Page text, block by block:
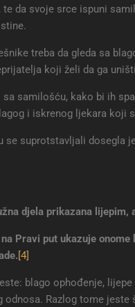
da svoje srce ispuni
treba da gleda sa
koji želi da ga
samilošću, kako bi ih
i iskrenog ljekara koji
suprotstavljali dosegla
djela prikazana
Pravi put ukazuje
. [4]
blago ophođenje,
Razlog tome